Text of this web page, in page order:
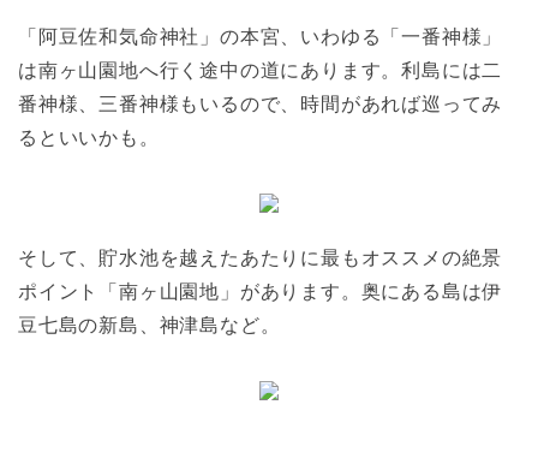
「阿豆佐和気命神社」の本宮、いわゆる「一番神様」
は南ヶ山園地へ行く途中の道にあります。利島には二
番神様、三番神様もいるので、時間があれば巡ってみ
るといいかも。
そして、貯水池を越えたあたりに最もオススメの絶景
ポイント「南ヶ山園地」があります。奥にある島は伊
豆七島の新島、神津島など。